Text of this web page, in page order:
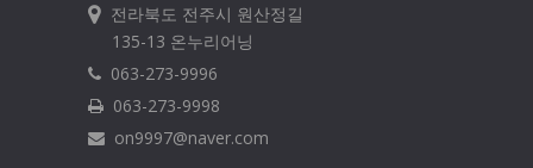
전라북도 전주시 원산정길
135-13 온누리어닝
063-273-9996
063-273-9998
on9997@naver.com